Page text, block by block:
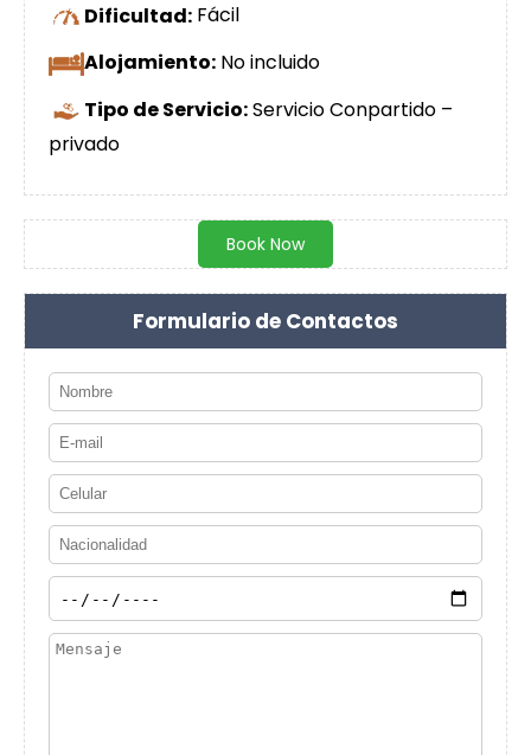
Dificultad: Fácil
Alojamiento: No incluido
Tipo de Servicio:Servicio Conpartido –
privado
Book Now
Formulario de Contactos